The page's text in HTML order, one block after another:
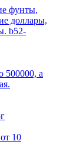
фунты,
доллары,
b52-
500000, а
10